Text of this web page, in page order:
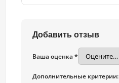
Добавить отзыв
Ваша оценка *
Дополнительные критерии: